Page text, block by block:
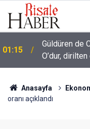
01:15
Güldüren de
O’dur, dirilten
Anasayfa
oranı açıklandı